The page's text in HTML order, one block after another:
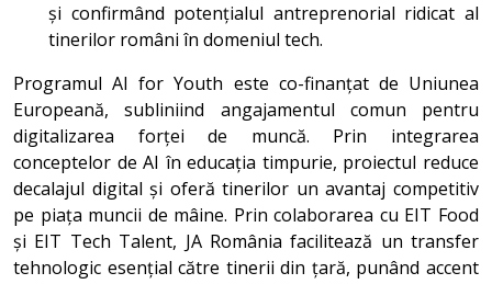
și confirmând potențialul antreprenorial ridicat al
tinerilor români în domeniul tech.
Programul AI for Youth este co-finanțat de Uniunea
Europeană, subliniind angajamentul comun pentru
digitalizarea forței de muncă. Prin integrarea
conceptelor de AI în educația timpurie, proiectul reduce
decalajul digital și oferă tinerilor un avantaj competitiv
pe piața muncii de mâine. Prin colaborarea cu EIT Food
și EIT Tech Talent, JA România facilitează un transfer
tehnologic esențial către tinerii din țară, punând accent